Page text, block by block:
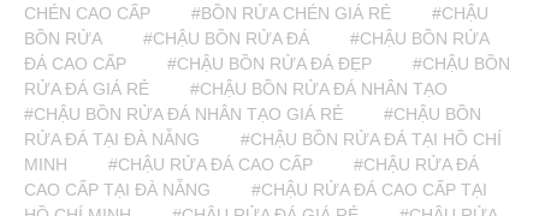
CHÉN CAO CẤP
#BỒN RỬA CHÉN GIÁ RẺ
#CHẬU
BỒN RỬA
#CHẬU BỒN RỬA ĐÁ
#CHẬU BỒN RỬA
ĐÁ CAO CẤP
#CHẬU BỒN RỬA ĐÁ ĐẸP
#CHẬU BỒN
RỬA ĐÁ GIÁ RẺ
#CHẬU BỒN RỬA ĐÁ NHÂN TẠO
#CHẬU BỒN RỬA ĐÁ NHÂN TẠO GIÁ RẺ
#CHẬU BỒN
RỬA ĐÁ TẠI ĐÀ NẴNG
#CHẬU BỒN RỬA ĐÁ TẠI HỒ CHÍ
MINH
#CHẬU RỬA ĐÁ CAO CẤP
#CHẬU RỬA ĐÁ
CAO CẤP TẠI ĐÀ NẴNG
#CHẬU RỬA ĐÁ CAO CẤP TẠI